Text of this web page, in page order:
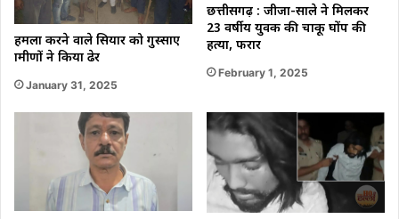
हमला करने वाले सियार को गुस्साए
ग्रामीणों ने किया ढेर
January 31, 2025
छत्तीसगढ़ : जीजा-साले ने मिलकर
23 वर्षीय युवक की चाकू घोंप की
हत्या, फरार
February 1, 2025